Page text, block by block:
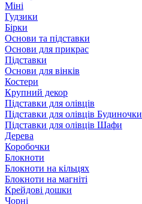
Міні
Гудзики
Бірки
Основи та підставки
Основи для прикрас
Підставки
Основи для вінків
Костери
Крупний декор
Підставки для олівців
Підставки для олівців Будиночки
Підставки для олівців Шафи
Дерева
Коробочки
Блокноти
Блокноти на кільцях
Блокноти на магніті
Крейдові дошки
Чорні